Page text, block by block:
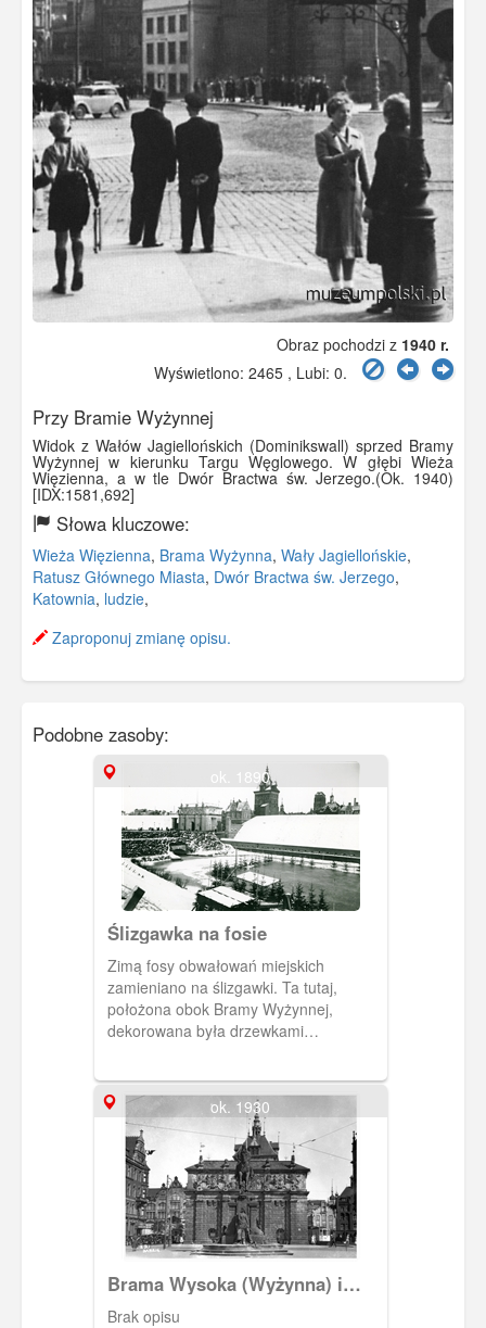
Obraz pochodzi z 1940 r.
Wyświetlono: 2465 , Lubi: 0.
Przy Bramie Wyżynnej
Widok z Wałów Jagiellońskich (Dominikswall) sprzed Bramy
Wyżynnej w kierunku Targu Węglowego. W głębi Wieża
Więzienna, a w tle Dwór Bractwa św. Jerzego.(Ok. 1940)
[IDX:1581,692]
Słowa kluczowe:
Wieża Więzienna, Brama Wyżynna, Wały Jagiellońskie,
Ratusz Głównego Miasta, Dwór Bractwa św. Jerzego,
Katownia, ludzie,
Zaproponuj zmianę opisu.
Podobne zasoby:
ok. 1890
Ślizgawka na fosie
Zimą fosy obwałowań miejskich
zamieniano na ślizgawki. Ta tutaj,
położona obok Bramy Wyżynnej,
dekorowana była drzewkami
towarzyszące ku ich wygodzie.
ok. 1930
Brama Wysoka (Wyżynna) i
pomnik cesarza Wilhelma I.
Brak opisu